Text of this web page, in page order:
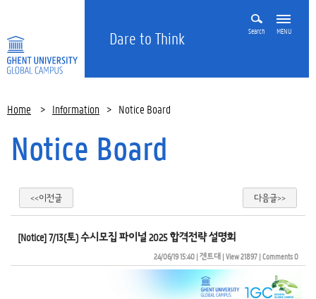
Dare to Think Search MENU
Home > Information > Notice Board
Notice Board
<<이전글 다음글>>
[Notice] 7/13(토) 수시모집 파이널 2025 합격전략 설명회
24/06/19 15:40| 겐트대| View 21897| Comments 0